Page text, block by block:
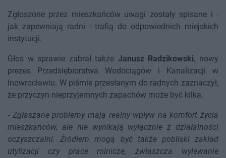
Zgłoszone przez mieszkańców uwagi zostały spisane i -
jak zapewniają radni - trafią do odpowiednich miejskich
instytucji.
Głos w sprawie zabrał także Janusz Radzikowski, nowy
prezes Przedsiębiorstwa Wodociągów i Kanalizacji w
Inowrocławiu. W piśmie przesłanym do radnych zaznaczył,
że przyczyn nieprzyjemnych zapachów może być kilka.
- Zgłaszane problemy mają realny wpływ na komfort życia
mieszkańców, ale nie wynikają wyłącznie z działalności
oczyszczalni. Źródłem mogą być także pobliski zakład
utylizacji czy prace rolnicze, zwłaszcza wylewanie